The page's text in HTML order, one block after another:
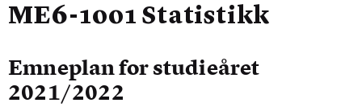
ME6-1001 Statistikk
Emneplan for studieåret
2021/2022